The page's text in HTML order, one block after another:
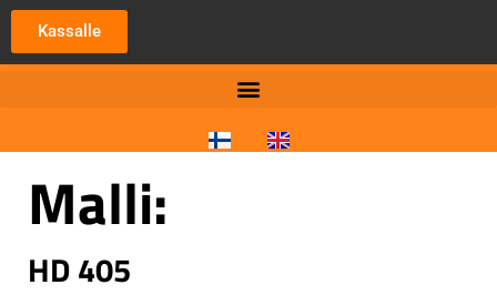
Kassalle
Malli:
HD 405